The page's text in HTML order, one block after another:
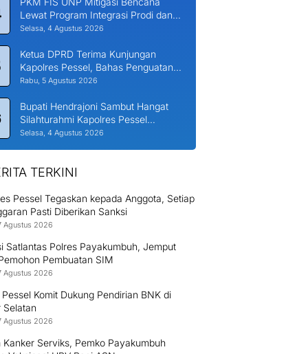
Lewat Program Integrasi Prodi dan
Nagari di Padang Laweh Malalo
Selasa, 4 Agustus 2026
Ketua DPRD Terima Kunjungan
Kapolres Pessel, Bahas Penguatan
Kerjasama Hankamtibmas
Rabu, 5 Agustus 2026
Bupati Hendrajoni Sambut Hangat
Silahturahmi Kapolres Pessel
Bersama PJU
Selasa, 4 Agustus 2026
TERKINI
Pessel Tegaskan kepada Anggota, Setiap
Pasti Diberikan Sanksi
Agustus 2026
Satlantas Polres Payakumbuh, Jemput
Pembuatan SIM
Agustus 2026
Pessel Komit Dukung Pendirian BNK di
Selatan
Agustus 2026
Kanker Serviks, Pemko Payakumbuh